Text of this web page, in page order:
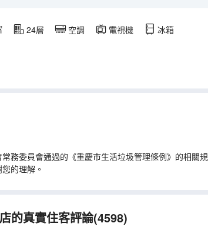
24層 空調 電視機 冰箱
務委員會通過的《重慶市生活垃圾管理條例》的相關
的理解。
的真實住客評論(4598)